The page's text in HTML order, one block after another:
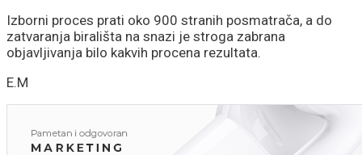
Izborni proces prati oko 900 stranih posmatrača, a do
zatvaranja birališta na snazi je stroga zabrana
objavljivanja bilo kakvih procena rezultata.
E.M